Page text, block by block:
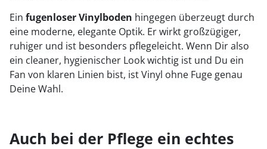
Ein fugenloser Vinylboden hingegen überzeugt durch
eine moderne, elegante Optik. Er wirkt großzügiger,
ruhiger und ist besonders pflegeleicht. Wenn Dir also
ein cleaner, hygienischer Look wichtig ist und Du ein
Fan von klaren Linien bist, ist Vinyl ohne Fuge genau
Deine Wahl.
Auch bei der Pflege ein echtes